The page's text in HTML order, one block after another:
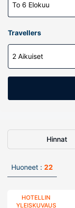
To 6 Elokuu
Travellers
2 Aikuiset
Hinnat
Huoneet : 22
HOTELLIN
YLEISKUVAUS